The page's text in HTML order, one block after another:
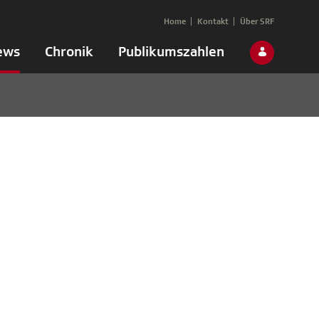
Chronik Publikumszahlen
Home Kontakt Über SRF